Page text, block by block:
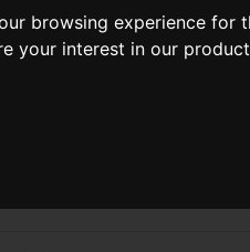
browsing experience for
your interest in our